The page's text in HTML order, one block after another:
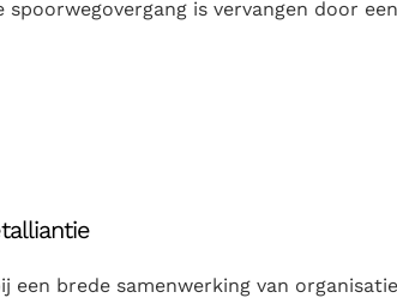
is vervangen door
een brede samenwerking van